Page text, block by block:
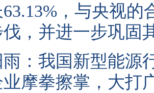
63.13%，与央视
，并进一步巩固
我国新型能源行
摩拳擦掌，大打